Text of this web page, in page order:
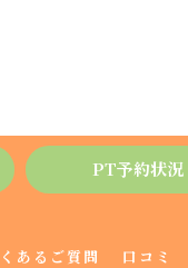
PT予約状況
あるご質問 口コミ